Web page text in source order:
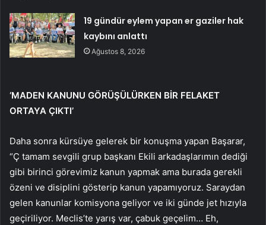
19 gündür eylem yapan er gaziler hak
kaybını anlattı
Ağustos 8, 2026
‘MADEN KANUNU GÖRÜŞÜLÜRKEN BİR FELAKET
ORTAYA ÇIKTI’
Daha sonra kürsüye gelerek bir konuşma yapan Başarar,
“Ç tamam sevgili grup başkanı Ekili arkadaşlarımın dediği
gibi birinci görevimiz kanun yapmak ama burada gerekli
özeni ve disiplini gösterip kanun yapamıyoruz. Saraydan
gelen kanunlar komisyona geliyor ve iki günde jet hızıyla
geçiriliyor. Meclis’te yarış var, çabuk geçelim… Eh,